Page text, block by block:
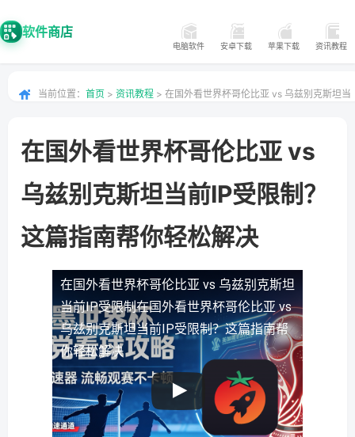
软件商店
电脑软件 安卓下载 苹果下载 资讯教程
当前位置： 首页 > 资讯教程 > 在国外看世界杯哥伦比亚 vs 乌兹别克斯坦当
在国外看世界杯哥伦比亚 vs
乌兹别克斯坦当前IP受限制？
这篇指南帮你轻松解决
在国外看世界杯哥伦比亚 vs 乌兹别克斯坦
当前IP受限制在国外看世界杯哥伦比亚 vs
乌兹别克斯坦当前IP受限制？这篇指南帮
你轻松解决